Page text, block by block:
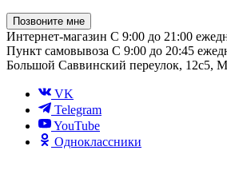
Позвоните мне
Интернет-магазин С 9:00 до 21:00
Пункт самовывоза С 9:00 до 20:45
Большой Саввинский переулок, 12с5,
VK
Telegram
YouTube
Одноклассники